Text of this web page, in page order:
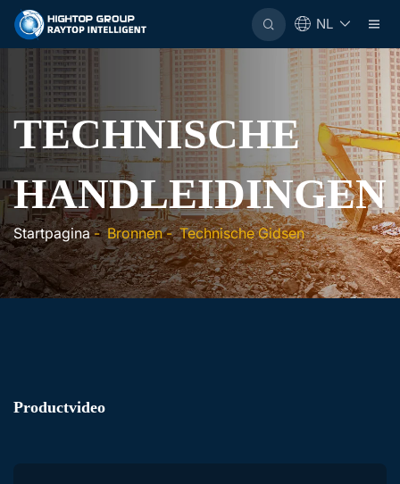
NL
TECHNISCHE
HANDLEIDINGEN
Startpagina-Bronnen-Technische Gidsen
Productvideo